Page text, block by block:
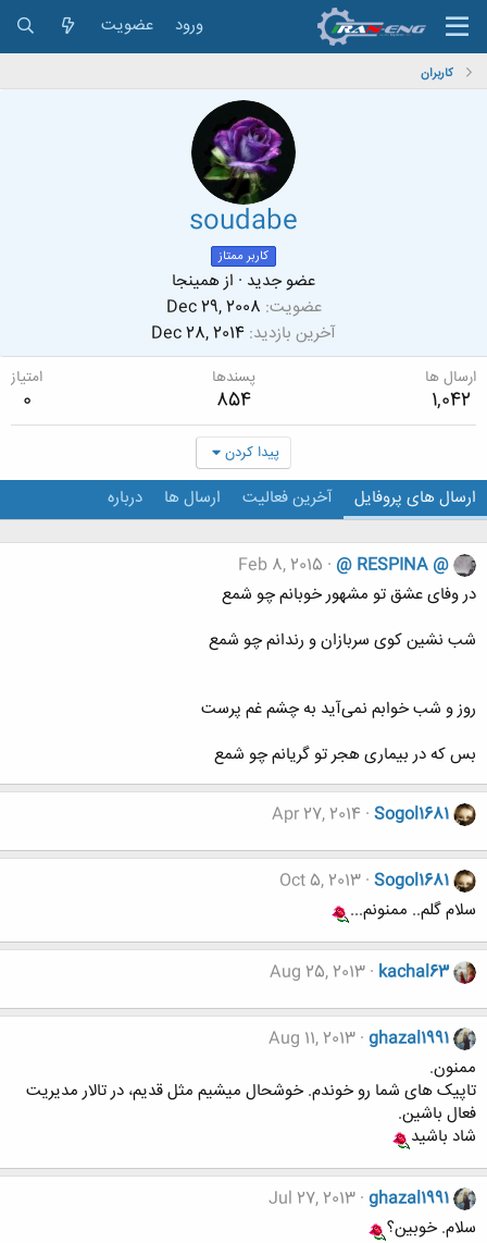
ورود عضویت
کاربران
soudabe
کاربر ممتاز
عضو جدید · ازهمینجا
عضویت Dec 29, 2008
آخرین بازدید Dec 28, 2014
ارسال ها
1,042
پسندها
854
امتیاز
0
پیدا کردن
ارسال های پروفایل آخرین فعالیت ارسال ها درباره
@ RESPINA @
Feb 8, 2015
در وفای عشق تو مشهور خوبانم چو شمع
شب نشین کوی سربازان و رندانم چو شمع
روز و شب خوابم نمی‌آید به چشم غم پرست
بس که در بیماری هجر تو گریانم چو شمع
Sogol1681
Apr 27, 2014
Sogol1681
Oct 5, 2013
سلام گلم.. ممنونم...
kachal63
Aug 25, 2013
ghazal1991
Aug 11, 2013
ممنون.
تاپیک های شما رو خوندم. خوشحال میشیم مثل قدیم، در تالار مدیریت
فعال باشین.
شاد باشید
ghazal1991
Jul 27, 2013
سلام. خوبین؟